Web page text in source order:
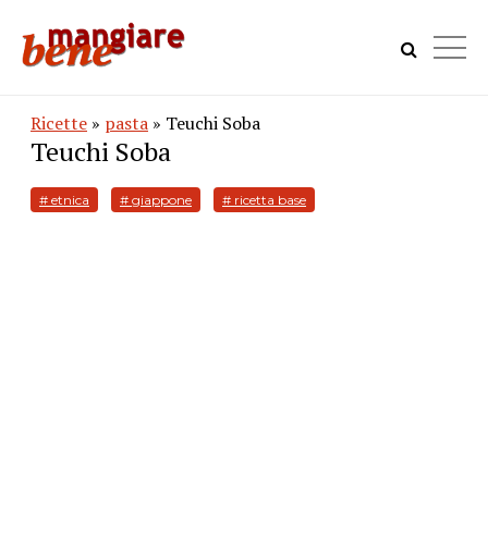
Ricette » pasta » Teuchi Soba
Teuchi Soba
# etnica # giappone # ricetta base